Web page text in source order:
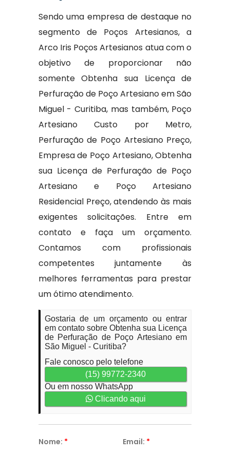
Sendo uma empresa de destaque no
segmento de Poços Artesianos, a
Arco Iris Poços Artesianos atua com o
objetivo de proporcionar não
somente Obtenha sua Licença de
Perfuração de Poço Artesiano em São
Miguel - Curitiba, mas também, Poço
Artesiano Custo por Metro,
Perfuração de Poço Artesiano Preço,
Empresa de Poço Artesiano, Obtenha
sua Licença de Perfuração de Poço
Artesiano e Poço Artesiano
Residencial Preço, atendendo às mais
exigentes solicitações. Entre em
contato e faça um orçamento.
Contamos com profissionais
competentes juntamente às
melhores ferramentas para prestar
um ótimo atendimento.
Gostaria de um orçamento ou entrar
em contato sobre Obtenha sua Licença
de Perfuração de Poço Artesiano em
São Miguel - Curitiba?
Fale conosco pelo telefone
(15) 99772-2340
Ou em nosso WhatsApp
Clicando aqui
Nome: * Email: *